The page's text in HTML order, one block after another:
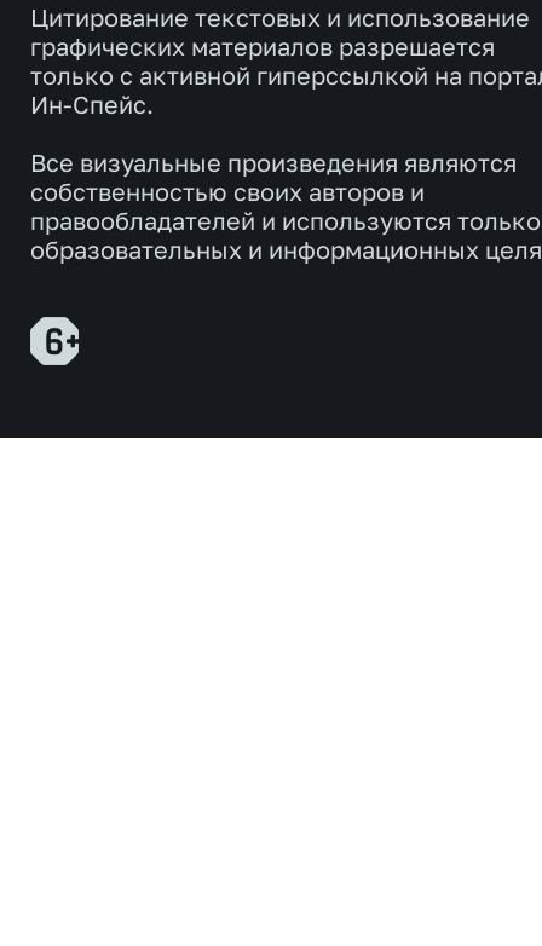
Цитирование текстовых и использование
графических материалов разрешается
только с активной гиперссылкой на
Ин-Спейс.
Все визуальные произведения являются
собственностью своих авторов и
правообладателей и используются
образовательных и информационных